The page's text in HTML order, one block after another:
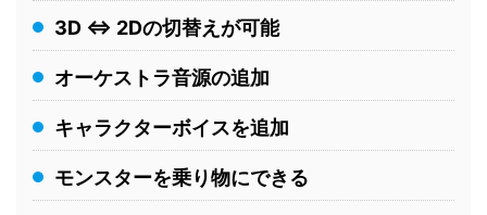
3D ⇔ 2Dの切替えが可能
オーケストラ音源の追加
キャラクターボイスを追加
モンスターを乗り物にできる